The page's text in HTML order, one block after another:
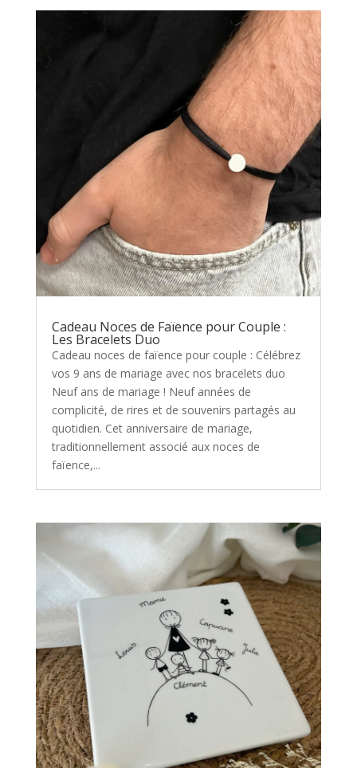
Cadeau Noces de Faïence pour Couple :
Les Bracelets Duo
Cadeau noces de faïence pour couple : Célébrez
vos 9 ans de mariage avec nos bracelets duo
Neuf ans de mariage ! Neuf années de
complicité, de rires et de souvenirs partagés au
quotidien. Cet anniversaire de mariage,
traditionnellement associé aux noces de
faïence,...